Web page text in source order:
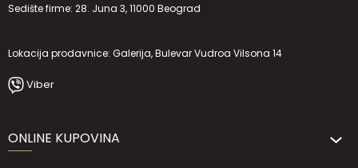
Sedište firme: 28. Juna 3, 11000 Beograd
Lokacija prodavnice: Galerija, Bulevar Vudroa Vilsona 14
Viber
ONLINE KUPOVINA